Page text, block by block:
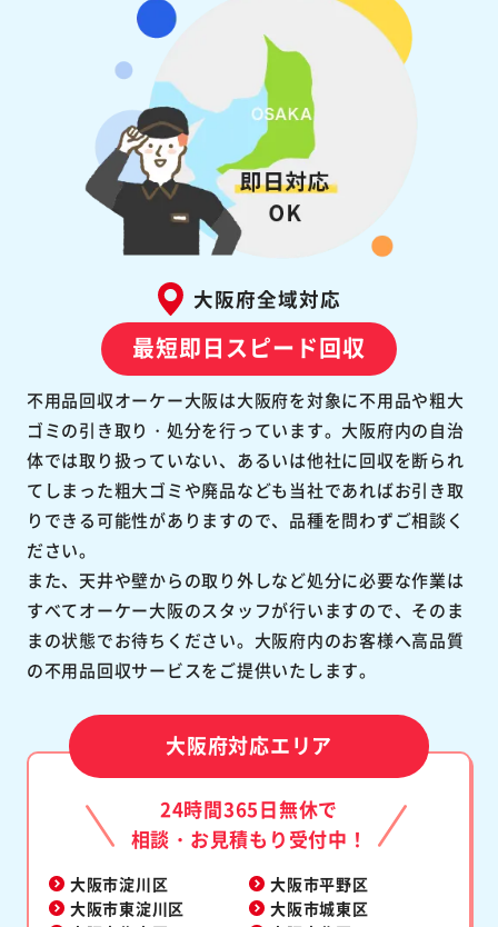
大阪府全域対応
最短即日スピード回収
不用品回収オーケー大阪は大阪府を対象に不用品や粗大
ゴミの引き取り・処分を行っています。大阪府内の自治
体では取り扱っていない、あるいは他社に回収を断られ
てしまった粗大ゴミや廃品なども当社であればお引き取
りできる可能性がありますので、品種を問わずご相談く
ださい。
また、天井や壁からの取り外しなど処分に必要な作業は
すべてオーケー大阪のスタッフが行いますので、そのま
まの状態でお待ちください。大阪府内のお客様へ高品質
の不用品回収サービスをご提供いたします。
大阪府対応エリア
24時間365日無休で
相談・お見積もり受付中！
大阪市淀川区
大阪市平野区
大阪市東淀川区
大阪市城東区